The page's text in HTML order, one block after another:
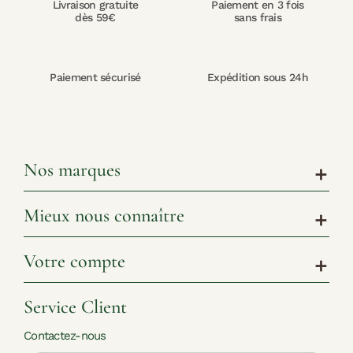
Livraison gratuite
dès 59€
Paiement en 3 fois
sans frais
Paiement sécurisé Expédition sous 24h
Nos marques add
Mieux nous connaître add
Votre compte add
Service Client
Contactez-nous